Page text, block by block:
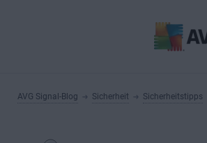
AVG Signal-Blog Sicherheit Sicherheitstipps